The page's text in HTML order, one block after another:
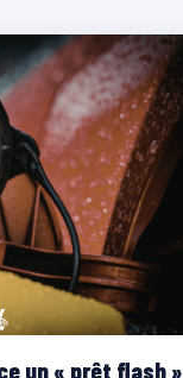
un « prêt flash »